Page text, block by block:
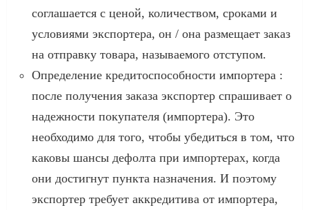
соглашается с ценой, количеством, сроками и
условиями экспортера, он / она размещает заказ
на отправку товара, называемого отступом.
Определение кредитоспособности импортера :
после получения заказа экспортер спрашивает о
надежности покупателя (импортера). Это
необходимо для того, чтобы убедиться в том, что
каковы шансы дефолта при импортерах, когда
они достигнут пункта назначения. И поэтому
экспортер требует аккредитива от импортера,